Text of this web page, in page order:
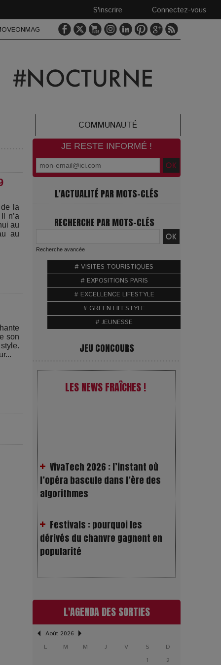
Connectez-vous
S'inscrire
COMMUNAUTÉ
la
n’a
au
au
son
JE RESTE INFORMÉ !
L'ACTUALITÉ PAR MOTS-CLÉS
RECHERCHE PAR MOTS-CLÉS
Recherche avancée
# VISITES TOURISTIQUES
# EXPOSITIONS PARIS
# EXCELLENCE LIFESTYLE
# GREEN LIFESTYLE
# JEUNESSE
JEU CONCOURS
LES NEWS FRAÎCHES !
algorithmes
Festivals : pourquoi les
popularité
Les Rayons et les Ombres :
Gourou : quand le business du
bonheur devient un thriller
LOL 2.0 : aimer, grandir et se
L'AGENDA DES SORTIES
Août 2026
L
M M J V S
D
1
2